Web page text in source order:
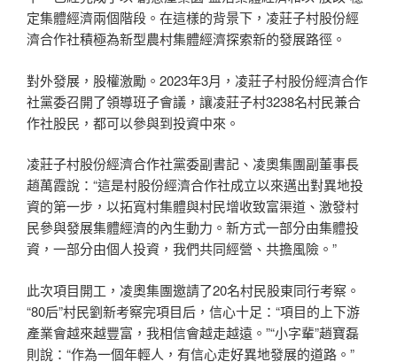
定集體經濟兩個階段。在這樣的背景下，凌莊子村股份經
濟合作社積極為新型農村集體經濟探索新的發展路徑。
對外發展，股權激勵。2023年3月，凌莊子村股份經濟合作
社黨委召開了領導班子會議，讓凌莊子村3238名村民兼合
作社股民，都可以參與到投資中來。
凌莊子村股份經濟合作社黨委副書記、凌奧集團副董事長
趙萬霞說：“這是村股份經濟合作社成立以來邁出對異地投
資的第一步，以拓寬村集體與村民增收致富渠道、激發村
民參與發展集體經濟的內生動力。新方式一部分由集體投
資，一部分由個人投資，我們共同經營、共擔風險。”
此次項目開工，凌奧集團邀請了20名村民股東同行考察。
“80后”村民劉新考察完項目后，信心十足：“項目的上下游
產業會越來越豐富，我相信會越走越遠。”“小字輩”趙寶磊
則說：“作為一個年輕人，有信心走好異地發展的道路。”